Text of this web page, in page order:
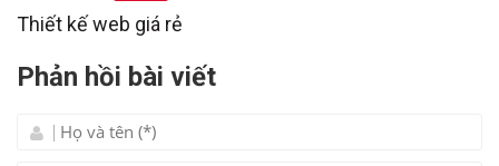
Thiết kế web giá rẻ
Phản hồi bài viết